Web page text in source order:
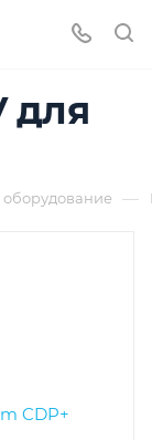
для
оборудование —